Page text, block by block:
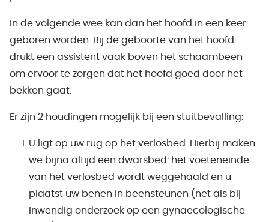
In de volgende wee kan dan het hoofd in een keer
geboren worden. Bij de geboorte van het hoofd
drukt een assistent vaak boven het schaambeen
om ervoor te zorgen dat het hoofd goed door het
bekken gaat.
Er zijn 2 houdingen mogelijk bij een stuitbevalling:
U ligt op uw rug op het verlosbed. Hierbij maken
we bijna altijd een dwarsbed: het voeteneinde
van het verlosbed wordt weggehaald en u
plaatst uw benen in beensteunen (net als bij
inwendig onderzoek op een gynaecologische